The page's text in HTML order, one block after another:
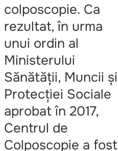
colposcopie. Ca
rezultat, în urma
unui ordin al
Ministerului
Sănătății, Muncii și
Protecției Sociale
aprobat în 2017,
Centrul de
Colposcopie a fost